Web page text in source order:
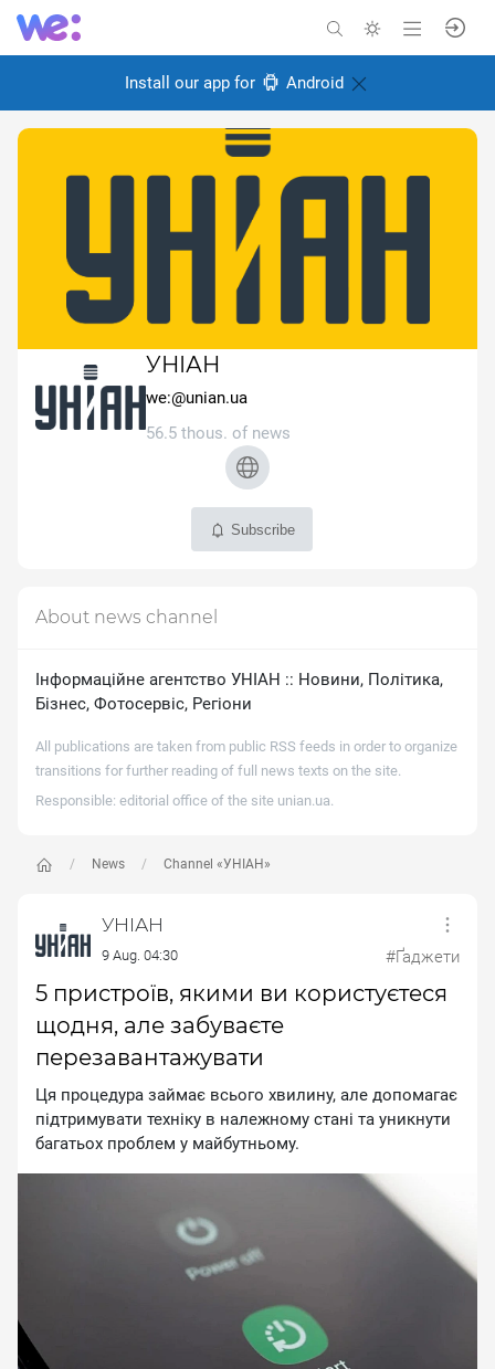
Install our app for Android
УНІАН
we:@unian.ua
56.5 thous. of news
Subscribe
News Channel «УНІАН»
УНІАН
9 Aug. 04:30 #Ґаджети
5 пристроїв, якими ви користуєтеся
щодня, але забуваєте
перезавантажувати
Ця процедура займає всього хвилину, але допомагає
підтримувати техніку в належному стані та уникнути
багатьох проблем у майбутньому.
About news channel
Iнформацiйне агентство УНIАН :: Новини, Полiтика,
Бiзнес, Фотосервiс, Регiони
All publications are taken from public RSS feeds in order to organize
transitions for further reading of full news texts on the site.
Responsible: editorial office of the site unian.ua.